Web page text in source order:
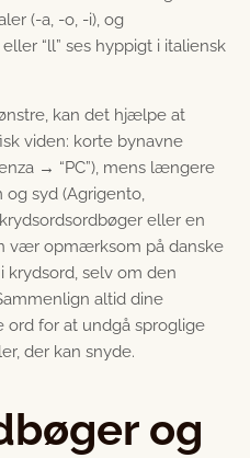
(-a, ‑o, ‑i), og
“ll” ses hyppigt i italiensk
kan det hjælpe at
viden: korte bynavne
→ “PC”), mens længere
og syd (Agrigento,
eller en
vær opmærksom på danske
krydsord, selv om den
altid dine
ord for at undgå sproglige
der kan snyde.
og